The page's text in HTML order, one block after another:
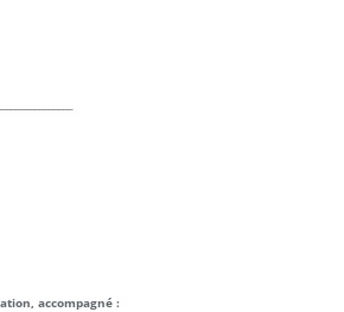
accompagné :